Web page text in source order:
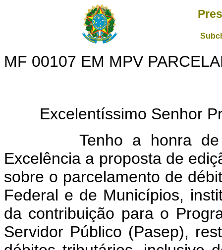
MF 00107 EM MPV
Excelentíssimo Senhor
Tenho a honra de
Excelência a proposta de
sobre o parcelamento de
Federal e de Municípios,
da contribuição para o
Servidor Público (Pasep),